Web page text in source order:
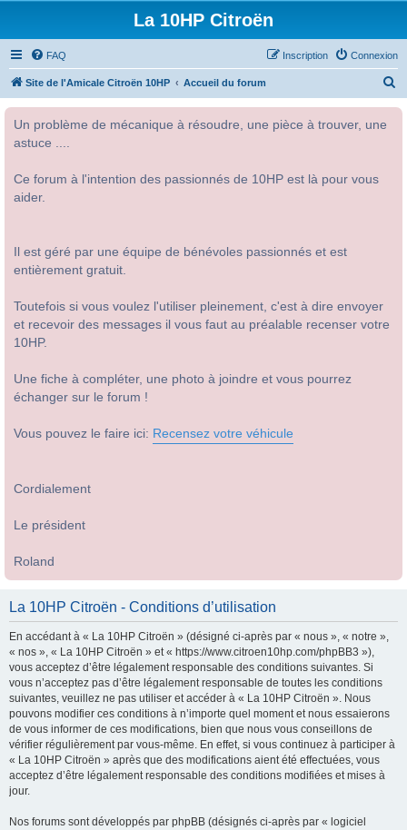
La 10HP Citroën
FAQ Connexion
Inscription
Site de l'Amicale Citroën 10HP Accueil du forum
Un problème de mécanique à résoudre, une pièce à trouver, une
astuce ....
Ce forum à l'intention des passionnés de 10HP est là pour vous
aider.
Il est géré par une équipe de bénévoles passionnés et est
entièrement gratuit.
Toutefois si vous voulez l'utiliser pleinement, c'est à dire envoyer
et recevoir des messages il vous faut au préalable recenser votre
10HP.
Une fiche à compléter, une photo à joindre et vous pourrez
échanger sur le forum !
Vous pouvez le faire ici: Recensez votre véhicule
Cordialement
Le président
Roland
La 10HP Citroën - Conditions d’utilisation
En accédant à « La 10HP Citroën » (désigné ci-après par « nous », « notre »,
« nos », « La 10HP Citroën » et « https://www.citroen10hp.com/phpBB3 »),
vous acceptez d’être légalement responsable des conditions suivantes. Si
vous n’acceptez pas d’être légalement responsable de toutes les conditions
suivantes, veuillez ne pas utiliser et accéder à « La 10HP Citroën ». Nous
pouvons modifier ces conditions à n’importe quel moment et nous essaierons
de vous informer de ces modifications, bien que nous vous conseillons de
vérifier régulièrement par vous-même. En effet, si vous continuez à participer à
« La 10HP Citroën » après que des modifications aient été effectuées, vous
acceptez d’être légalement responsable des conditions modifiées et mises à
jour.
Nos forums sont développés par phpBB (désignés ci-après par « logiciel